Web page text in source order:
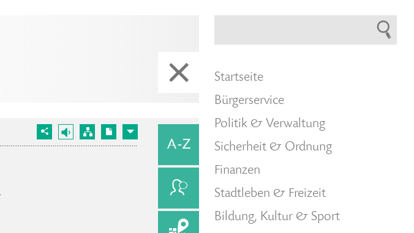
Startseite
Bürgerservice
Politik & Verwaltung
Sicherheit & Ordnung
Finanzen
Stadtleben & Freizeit
Bildung, Kultur & Sport